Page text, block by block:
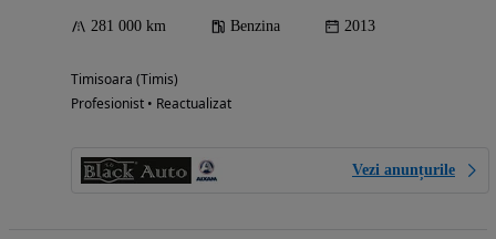
281 000 km Benzina 2013
Timisoara (Timis)
Profesionist • Reactualizat
Vezi anunțurile